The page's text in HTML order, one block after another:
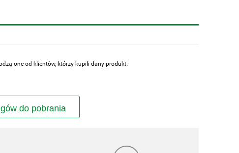
one od klientów, którzy kupili dany produkt.
do pobrania